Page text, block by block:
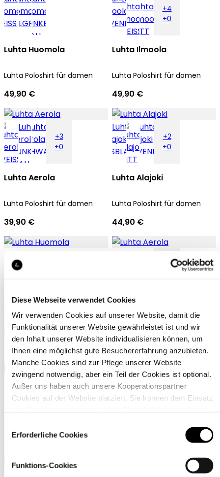
Diese Webseite verwendet Cookies
Wir verwenden Cookies auf unserer Website, damit die
Funktionalität unserer Website gewährleistet ist und wir
den Inhalt unserer Website individualisieren können, um
Ihnen eine möglichst gute Besuchererfahrung anzubieten.
Manche Cookies sind zur Pflege unserer Website
zwingend notwendig, aber ein Teil der Cookies ist optional.
Außer uns haben auch unsere Kooperationspartner
Cookies auf der Website platziert. Sie können dem Einsatz
über den Link „Cookie-Einstellungen
Erforderliche Cookies
Funktions-Cookies
Luhta Huomola
Luhta Poloshirt für damen
49,90 €
+4
+0
Luhta Ilmoola
Luhta Poloshirt für damen
49,90 €
+3
+0
Luhta Aerola
Luhta Poloshirt für damen
39,90 €
+2
+0
Luhta Alajoki
Luhta Poloshirt für damen
44,90 €
Luhta Huomola
Luhta Poloshirt für damen
49,90 €
+3
Luhta Aerola
Luhta Poloshirt für damen
39,90 €
Luhta Karisto
Luhta T-shirt für damen
+5
+1
Luhta Poloshirt für damen